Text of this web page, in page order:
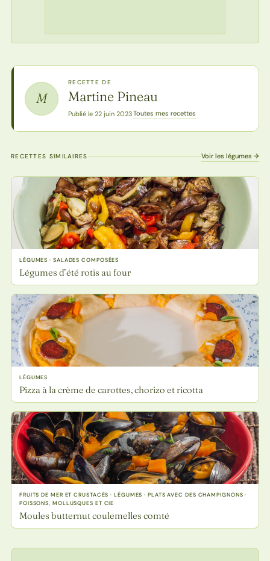
M
RECETTE DE
Martine Pineau
Publié le 22 juin 2023·Toutes mes recettes
RECETTES SIMILAIRES Voir les légumes →
LÉGUMES · SALADES COMPOSÉES
Légumes d’été rotis au four
LÉGUMES
Pizza à la crème de carottes, chorizo et ricotta
FRUITS DE MER ET CRUSTACÉS · LÉGUMES · PLATS AVEC DES CHAMPIGNONS ·
POISSONS, MOLLUSQUES ET CIE
Moules butternut coulemelles comté